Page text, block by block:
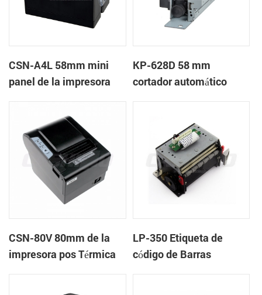
CSN-A4L 58mm mini
panel de la impresora
KP-628D 58 mm
cortador automático
CSN-80V 80mm de la
impresora pos Térmica
LP-350 Etiqueta de
código de Barras